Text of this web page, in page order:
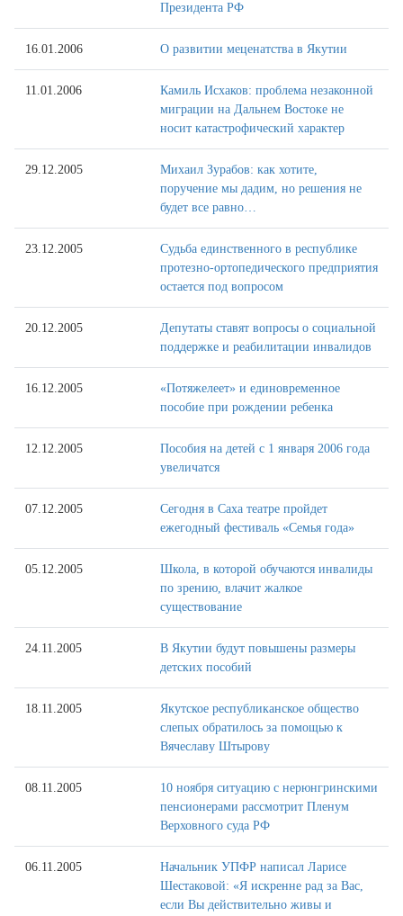
Президента РФ
16.01.2006 О развитии меценатства в Якутии
11.01.2006
Камиль Исхаков: проблема незаконной
миграции на Дальнем Востоке не
носит катастрофический характер
29.12.2005
Михаил Зурабов: как хотите,
поручение мы дадим, но решения не
будет все равно…
23.12.2005
Судьба единственного в республике
протезно-ортопедического предприятия
остается под вопросом
20.12.2005
Депутаты ставят вопросы о социальной
поддержке и реабилитации инвалидов
16.12.2005
«Потяжелеет» и единовременное
пособие при рождении ребенка
12.12.2005
Пособия на детей с 1 января 2006 года
увеличатся
07.12.2005
Сегодня в Саха театре пройдет
ежегодный фестиваль «Семья года»
05.12.2005
Школа, в которой обучаются инвалиды
по зрению, влачит жалкое
существование
24.11.2005
В Якутии будут повышены размеры
детских пособий
18.11.2005
Якутское республиканское общество
слепых обратилось за помощью к
Вячеславу Штырову
08.11.2005
10 ноября ситуацию с нерюнгринскими
пенсионерами рассмотрит Пленум
Верховного суда РФ
06.11.2005
Начальник УПФР написал Ларисе
Шестаковой: «Я искренне рад за Вас,
если Вы действительно живы и